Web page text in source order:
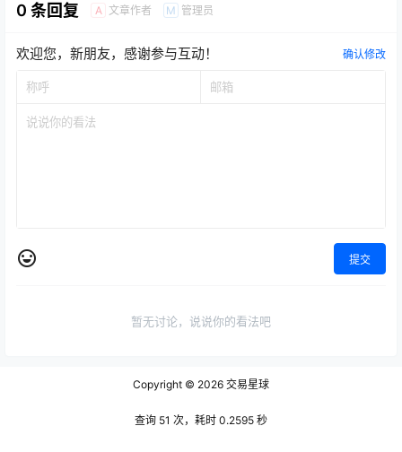
0 条回复 A 文章作者 M 管理员
欢迎您，新朋友，感谢参与互动！ 确认修改
提交
暂无讨论，说说你的看法吧
Copyright © 2026 交易星球
查询 51 次，耗时 0.2595 秒